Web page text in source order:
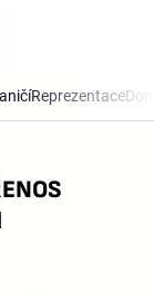
Reprezentace